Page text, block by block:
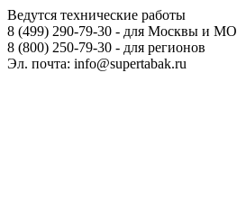
Ведутся технические работы
8 (499) 290-79-30 - для Москвы и МО
8 (800) 250-79-30 - для регионов
Эл. почта: info@supertabak.ru